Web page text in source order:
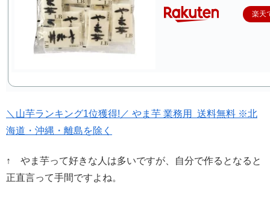
楽天
＼山芋ランキング1位獲得!／ やま芋 業務用 送料無料 ※北
海道・沖縄・離島を除く
↑ やま芋って好きな人は多いですが、自分で作るとなると
正直言って手間ですよね。